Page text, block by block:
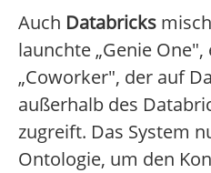
Auch Databricks
launchte „Genie
„Coworker", der auf
außerhalb des
zugreift. Das System
Ontologie, um den